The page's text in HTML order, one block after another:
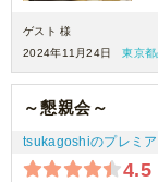
ゲスト 様
2024年11月24日
東京
～懇親会～
tsukagoshiのプレミ
4.5